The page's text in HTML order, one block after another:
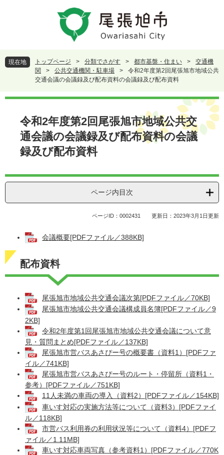
頭
で
飛
ば
本
現在地 トップページ > 分類でさがす > 都市基盤・住まい >
交通機
関
> 公共交通機関・駐車場 >
令和2年度第2回尾張旭市地域公共
交通会議の会議録及び配布資料の会議録及び配布資料
本
令和2年度第2回尾張旭市地域公共交
通会議の会議録及び配布資料の会議
録及び配布資料
ページ内目次
ページID：0002431 更新日：2023年3月1日更新
会議概要[PDFファイル／388KB]
配布資料
尾張旭市地域公共交通会議次第[PDFファイル／70KB]
尾張旭市地域公共交通会議構成員名簿[PDFファイル／9
2KB]
令和2年度第1回尾張旭市地域公共交通会議について意
見・質問まとめ[PDFファイル／137KB]
尾張旭市営バスあさぴー号の概要書（資料1）[PDFファ
イル／741KB]
尾張旭市営バスあさぴー号のルート・停留所（資料1・
参考）[PDFファイル／751KB]
11人未満の車両の導入（資料2）[PDFファイル／154KB]
車いす対応の実施方法等について（資料3）[PDFファイ
ル／118KB]
市営バス利用券の利用状況等について（資料4）[PDFフ
ァイル／1.11MB]
車いす対応車両写真（参考資料1）[PDFファイル／770K